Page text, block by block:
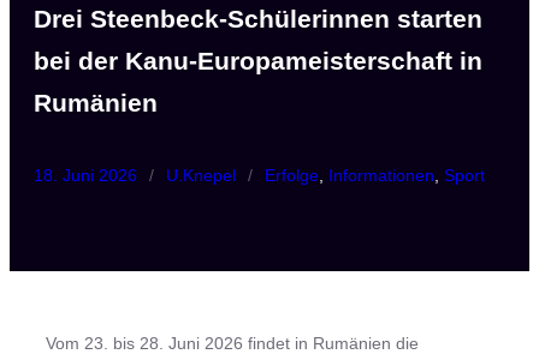
Drei Steenbeck-Schülerinnen starten
bei der Kanu-Europameisterschaft in
Rumänien
18. Juni 2026 / U.Knepel / Erfolge Informationen Sport
Vom 23. bis 28. Juni 2026 findet in Rumänien die